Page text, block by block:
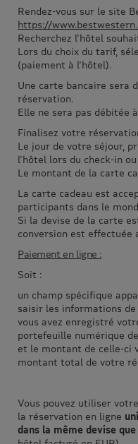
Rendez-vous sur le site
https://
Recherchez l'hôtel
Lors du choix du tarif,
(paiement à l'hôtel).
Une carte bancaire sera
réservation.
Elle ne sera pas débitée
Finalisez votre
Le jour de votre séjour,
l'hôtel lors du check-in
Le montant de la carte
La carte cadeau est
participants dans le
Si la devise de la carte
conversion est effectuée
Paiement en ligne :
Soit :
un champ spécifique
saisir les informations
vous avez enregistré
portefeuille numérique
et le montant de celle-ci
montant total de votre
Vous pouvez utiliser
la réservation en ligne
dans la même devise